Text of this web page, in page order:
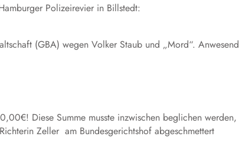
Polizeirevier in Billstedt:
(GBA) wegen Volker Staub und „Mord“. Anwesend
Diese Summe musste inzwischen beglichen werden,
Zeller am Bundesgerichtshof abgeschmettert